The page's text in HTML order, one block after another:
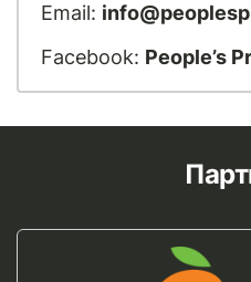
Email:
Facebook: People’s